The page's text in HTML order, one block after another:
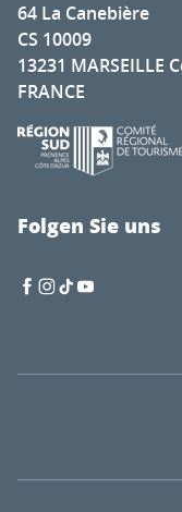
64 La Canebière
CS 10009
13231 MARSEILLE
FRANCE
Folgen Sie uns